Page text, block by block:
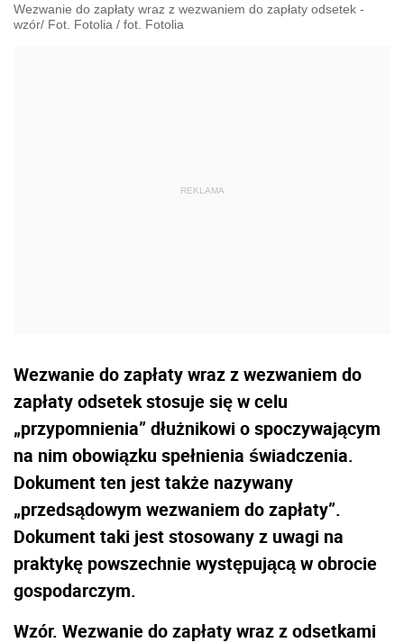
Wezwanie do zapłaty wraz z wezwaniem do zapłaty odsetek -
wzór/ Fot. Fotolia / fot. Fotolia
Wezwanie do zapłaty wraz z wezwaniem do
zapłaty odsetek stosuje się w celu
„przypomnienia” dłużnikowi o spoczywającym
na nim obowiązku spełnienia świadczenia.
Dokument ten jest także nazywany
„przedsądowym wezwaniem do zapłaty”.
Dokument taki jest stosowany z uwagi na
praktykę powszechnie występującą w obrocie
gospodarczym.
Wzór. Wezwanie do zapłaty wraz z odsetkami